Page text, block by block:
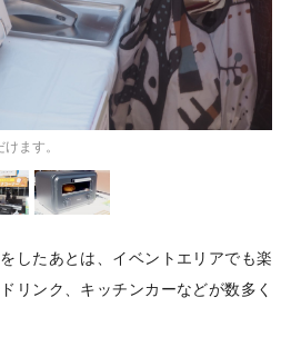
ます。
したあとは、イベントエリアでも楽
リンク、キッチンカーなどが数多く